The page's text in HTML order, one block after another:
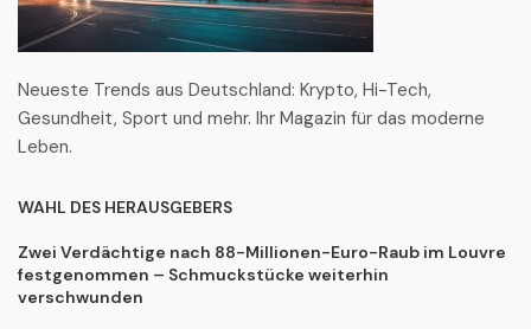
Neueste Trends aus Deutschland: Krypto, Hi-Tech,
Gesundheit, Sport und mehr. Ihr Magazin für das moderne
Leben.
WAHL DES HERAUSGEBERS
Zwei Verdächtige nach 88-Millionen-Euro-Raub im Louvre
festgenommen – Schmuckstücke weiterhin
verschwunden